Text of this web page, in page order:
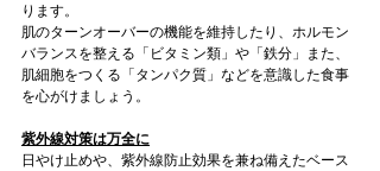
ります。
肌のターンオーバーの機能を維持したり、ホルモン
バランスを整える「ビタミン類」や「鉄分」また、
肌細胞をつくる「タンパク質」などを意識した食事
を心がけましょう。
紫外線対策は万全に
日やけ止めや、紫外線防止効果を兼ね備えたベース